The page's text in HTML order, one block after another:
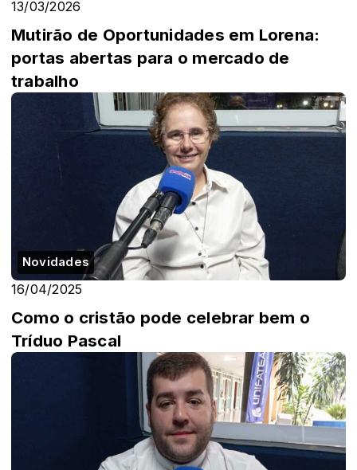
13/03/2026
Mutirão de Oportunidades em Lorena:
portas abertas para o mercado de
trabalho
Novidades
16/04/2025
Como o cristão pode celebrar bem o
Tríduo Pascal